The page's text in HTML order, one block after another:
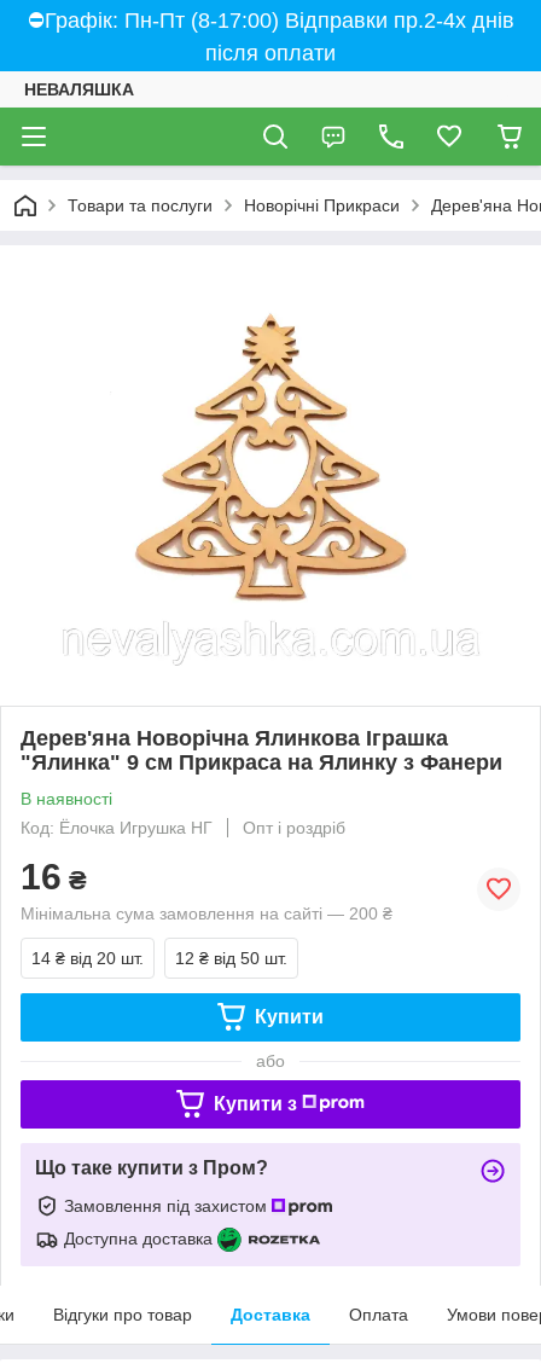
⛔Графік: Пн-Пт (8-17:00) Відправки пр.2-4х днів
після оплати
НЕВАЛЯШКА
Товари та послуги Новорічні Прикраси Дерев'яна
Дерев'яна Новорічна Ялинкова Іграшка
"Ялинка" 9 см Прикраса на Ялинку з Фанери
В наявності
Код: Ёлочка Игрушка НГ
Опт і роздріб
16 ₴
Мінімальна сума замовлення на сайті — 200 ₴
14 ₴ від 20 шт. 12 ₴ від 50 шт.
Купити
або
Купити з
Що таке купити з Пром?
Замовлення під захистом
Доступна доставка
Відгуки про товар Доставка Оплата Умови